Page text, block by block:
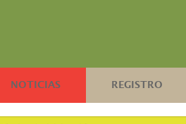
NOTICIAS REGISTRO